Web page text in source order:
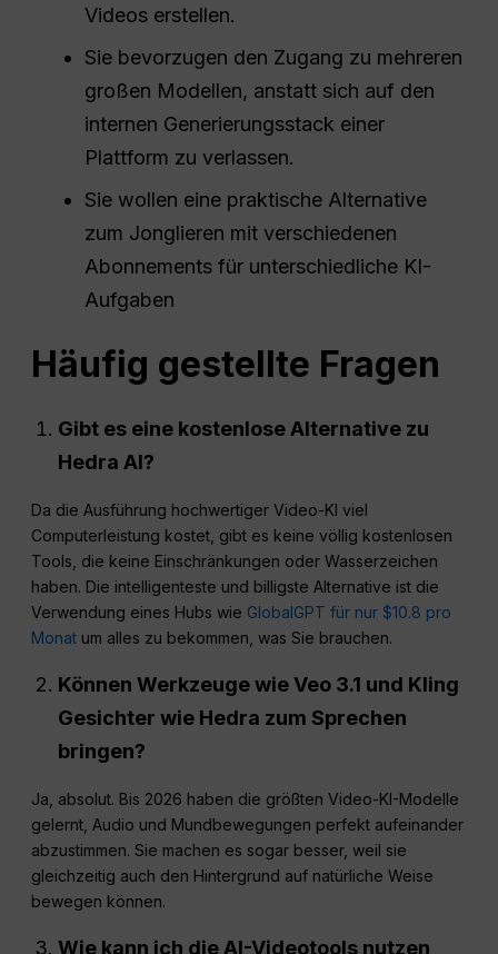
Videos erstellen.
Sie bevorzugen den Zugang zu mehreren
großen Modellen, anstatt sich auf den
internen Generierungsstack einer
Plattform zu verlassen.
Sie wollen eine praktische Alternative
zum Jonglieren mit verschiedenen
Abonnements für unterschiedliche KI-
Aufgaben
Häufig gestellte Fragen
Gibt es eine kostenlose Alternative zu
Hedra AI?
Da die Ausführung hochwertiger Video-KI viel
Computerleistung kostet, gibt es keine völlig kostenlosen
Tools, die keine Einschränkungen oder Wasserzeichen
haben. Die intelligenteste und billigste Alternative ist die
Verwendung eines Hubs wie GlobalGPT für nur $10.8 pro
Monat um alles zu bekommen, was Sie brauchen.
Können Werkzeuge wie Veo 3.1 und Kling
Gesichter wie Hedra zum Sprechen
bringen?
Ja, absolut. Bis 2026 haben die größten Video-KI-Modelle
gelernt, Audio und Mundbewegungen perfekt aufeinander
abzustimmen. Sie machen es sogar besser, weil sie
gleichzeitig auch den Hintergrund auf natürliche Weise
bewegen können.
Wie kann ich die AI-Videotools nutzen,